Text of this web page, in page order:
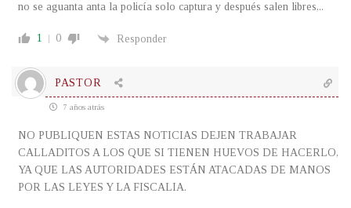
no se aguanta anta la policía solo captura y después salen libres,..
1 0 Responder
PASTOR
7 años atrás
NO PUBLIQUEN ESTAS NOTICIAS DEJEN TRABAJAR
CALLADITOS A LOS QUE SI TIENEN HUEVOS DE HACERLO,
YA QUE LAS AUTORIDADES ESTÁN ATACADAS DE MANOS
POR LAS LEYES Y LA FISCALIA.